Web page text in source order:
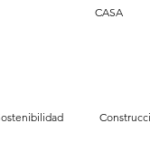
CASA